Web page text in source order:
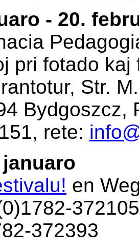
- 20.
pri fotado
Str.
Bydgoszcz,
rete:
januaro
en
372393